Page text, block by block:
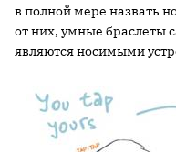
в полной мере назвать
от них, умные браслеты
являются носимыми